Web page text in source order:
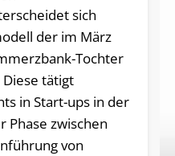
sich
der im März
Tochter
tätigt
in Start-ups in der
Phase zwischen
von